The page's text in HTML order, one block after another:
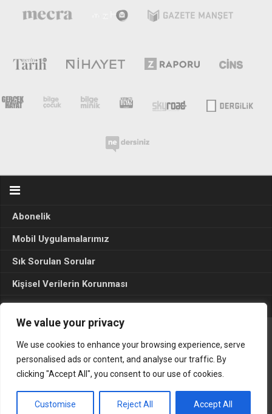
We value your privacy
We use cookies to enhance your browsing experience, serve
personalised ads or content, and analyse our traffic. By
clicking "Accept All", you consent to our use of cookies.
Customise Reject All Accept All
Abonelik
Mobil Uygulamalarımız
Sık Sorulan Sorular
Kişisel Verilerin Korunması
Seçim Sonuçları 2024
Gerçek Hayat © 2015. Her hakkı sakldır.